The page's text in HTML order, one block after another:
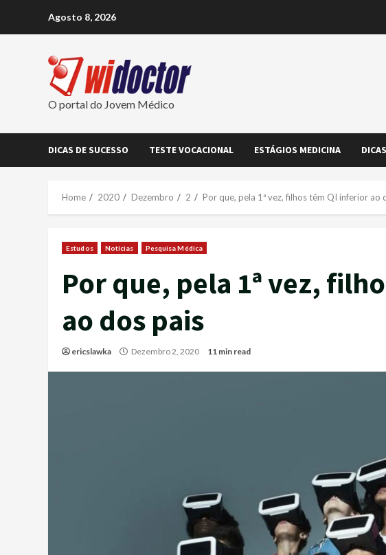
Agosto 8, 2026
O portal do Jovem Médico
DICAS DE SUCESSO TESTE VOCACIONAL ESTÁGIOS MEDICINA
Home 2020 Dezembro 2 Por que, pela 1ª vez, filhos têm QI inferior ao
Estudos Notícias Pesquisa Médica
Por que, pela 1ª vez,
ao dos pais
ericslawka Dezembro 2, 2020 11 min read